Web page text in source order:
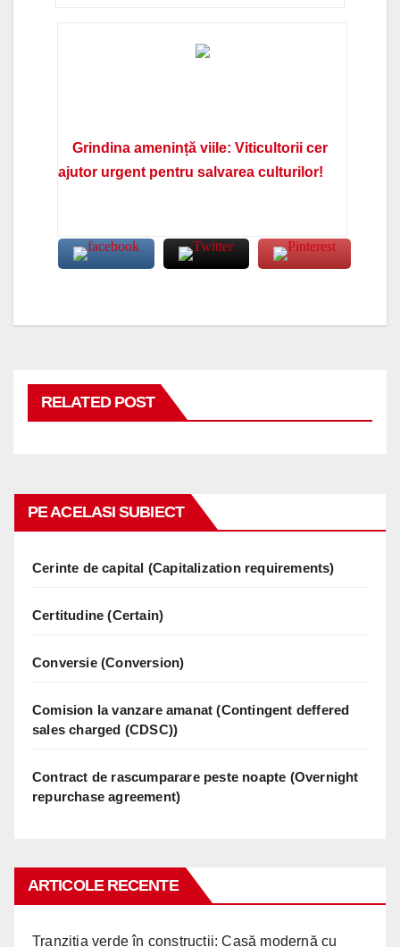
Grindina amenință viile: Viticultorii cer
ajutor urgent pentru salvarea culturilor!
RELATED POST
PE ACELASI SUBIECT
Cerinte de capital (Capitalization requirements)
Certitudine (Certain)
Conversie (Conversion)
Comision la vanzare amanat (Contingent deffered
sales charged (CDSC))
Contract de rascumparare peste noapte (Overnight
repurchase agreement)
ARTICOLE RECENTE
Tranziția verde în construcții: Casă modernă cu